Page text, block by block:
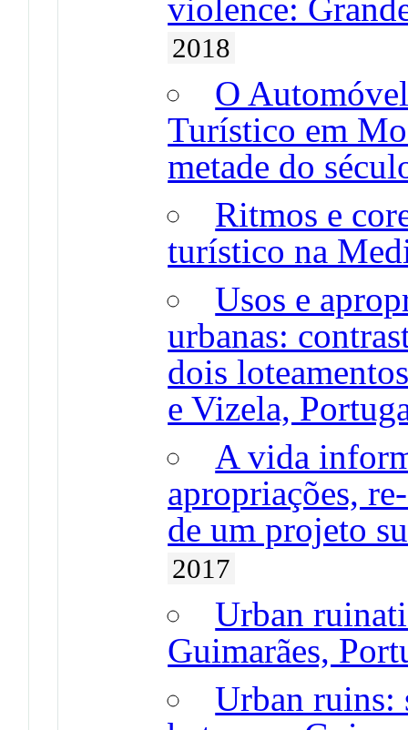
violence:
2018
O
Turístico em
metade do
Ritmos e
turístico na
Usos e
urbanas:
dois
e Vizela,
A vida
apropriações,
de um projeto
2017
Urban
Guimarães,
Urban ruins: